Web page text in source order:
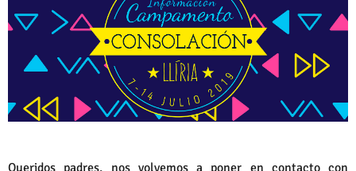
Queridos padres, nos volvemos a poner en contacto con